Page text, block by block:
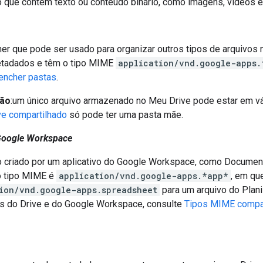
que pode ser usado para organizar outros tipos de
e têm o tipo MIME application/vnd.google-
pastas.
:um único arquivo armazenado no Meu Drive pode estar em
compartilhado só pode ter uma pasta mãe.
Workspace
criado por um aplicativo do Google Workspace, como
tipo MIME é application/vnd.google-apps.*app* , em
vnd.google-apps.spreadsheet para um arquivo do
do Drive e do Google Workspace, consulte Tipos MIME